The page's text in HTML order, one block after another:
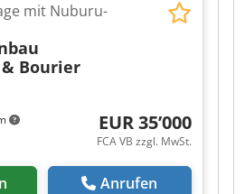
mit Nuburu-
Bourier
EUR 35’000
FCA VB zzgl. MwSt.
Anrufen